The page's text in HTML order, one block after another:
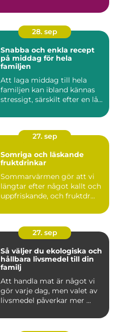
28. sep
Snabba och enkla recept
på middag för hela
familjen
Att laga middag till hela
familjen kan ibland kännas
stressigt, särskilt efter en lå...
27. sep
Somriga och läskande
fruktdrinkar
Sommarvärmen gör att vi
längtar efter något kallt och
uppfriskande, och fruktdr...
27. sep
Så väljer du ekologiska och
hållbara livsmedel till din
familj
Att handla mat är något vi
gör varje dag, men valet av
livsmedel påverkar mer ...